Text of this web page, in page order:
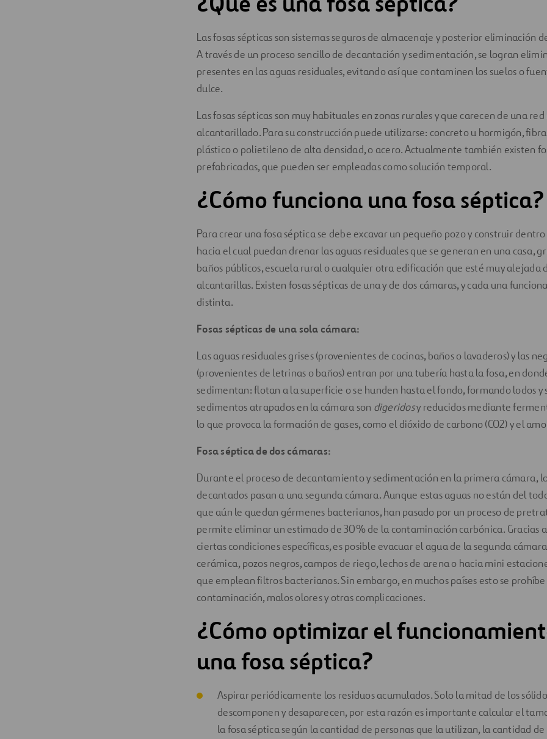
Digitalización
Automatización
Ingeniería
Las fosas sépticas son sistemas seguros de almacenaje y posterior eliminación
A través de un proceso sencillo de decantación y sedimentación, se logran
presentes en las aguas residuales, evitando así que contaminen los suelos o
dulce.
Las fosas sépticas son muy habituales en zonas rurales y que carecen de una
alcantarillado. Para su construcción puede utilizarse: concreto u hormigón,
plástico o polietileno de alta densidad, o acero. Actualmente también existen
prefabricadas, que pueden ser empleadas como solución temporal.
¿Cómo funciona una fosa séptica?
Para crear una fosa séptica se debe excavar un pequeño pozo y construir
hacia el cual puedan drenar las aguas residuales que se generan en una casa,
baños públicos, escuela rural o cualquier otra edificación que esté muy alejada
alcantarillas. Existen fosas sépticas de una y de dos cámaras, y cada una
distinta.
Fosas sépticas de una sola cámara:
Las aguas residuales grises (provenientes de cocinas, baños o lavaderos) y las
(provenientes de letrinas o baños) entran por una tubería hasta la fosa, en
sedimentan: flotan a la superficie o se hunden hasta el fondo, formando lodos y
sedimentos atrapados en la cámara son digeridosy reducidos mediante
lo que provoca la formación de gases, como el dióxido de carbono (CO2) y el
Fosa séptica de dos cámaras:
Durante el proceso de decantamiento y sedimentación en la primera cámara,
decantados pasan a una segunda cámara. Aunque estas aguas no están del
que aún le quedan gérmenes bacterianos, han pasado por un proceso de
permite eliminar un estimado de 30% de la contaminación carbónica. Gracias
ciertas condiciones específicas, es posible evacuar el agua de la segunda
cerámica, pozos negros, campos de riego, lechos de arena o hacia mini
que emplean filtros bacterianos. Sin embargo, en muchos países esto se
contaminación, malos olores y otras complicaciones.
¿Cómo optimizar el
una fosa séptica?
Aspirar periódicamente los residuos acumulados. Solo la mitad de los
descomponen y desaparecen, por esta razón es importante calcular el
la fosa séptica según la cantidad de personas que la utilizan, la cantidad